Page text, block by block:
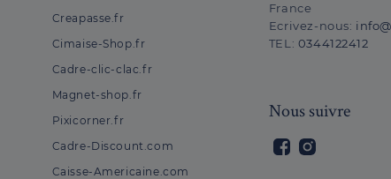
Creapasse.fr
Cimaise-Shop.fr
Cadre-clic-clac.fr
Magnet-shop.fr
Pixicorner.fr
Cadre-Discount.com
Caisse-Americaine.com
France
Ecrivez-nous:
TEL: 0344122412
Nous suivre
Facebook
Instagram